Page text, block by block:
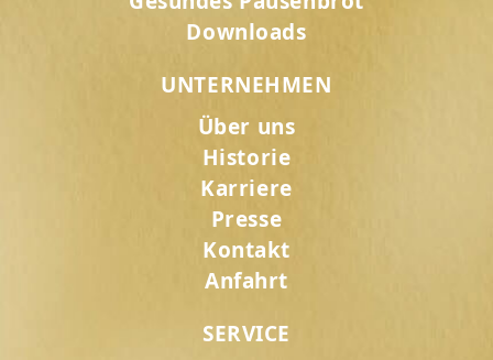
Downloads
UNTERNEHMEN
Über uns
Historie
Karriere
Presse
Kontakt
Anfahrt
SERVICE